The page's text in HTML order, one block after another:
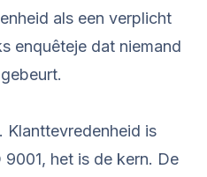
als een verplicht
enquêteje dat niemand
Klanttevredenheid is
het is de kern. De